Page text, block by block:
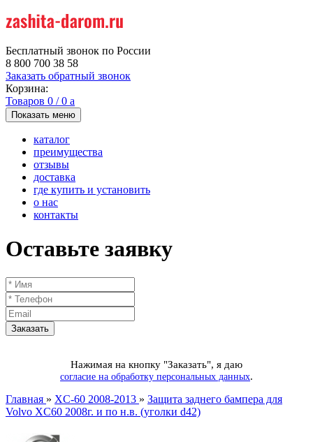
Бесплатный звонок по России
8 800 700 38 58
Заказать обратный звонок
Корзина:
Товаров 0 /0 a
Показать меню
каталог
преимущества
отзывы
доставка
где купить и установить
о нас
контакты
Оставьте заявку
Нажимая на кнопку "Заказать", я даю
согласие на обработку персональных данных.
Главная » XC-60 2008-2013 » Защита заднего бампера для
Volvo XC60 2008г. и по н.в. (уголки d42)